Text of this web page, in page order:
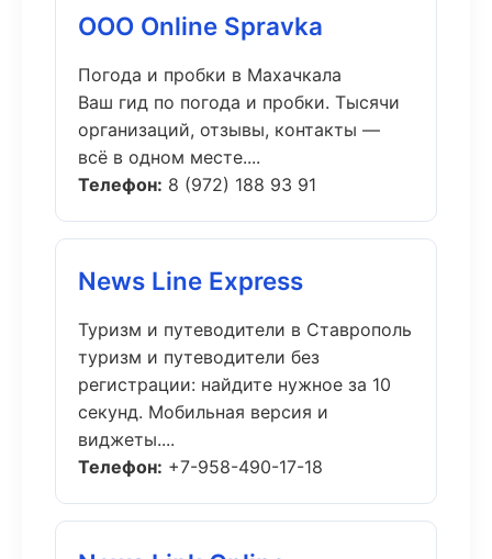
ООО Online Spravka
Погода и пробки в Махачкала
Ваш гид по погода и пробки. Тысячи
организаций, отзывы, контакты —
всё в одном месте....
Телефон: 8 (972) 188 93 91
News Line Express
Туризм и путеводители в Ставрополь
туризм и путеводители без
регистрации: найдите нужное за 10
секунд. Мобильная версия и
виджеты....
Телефон: +7-958-490-17-18